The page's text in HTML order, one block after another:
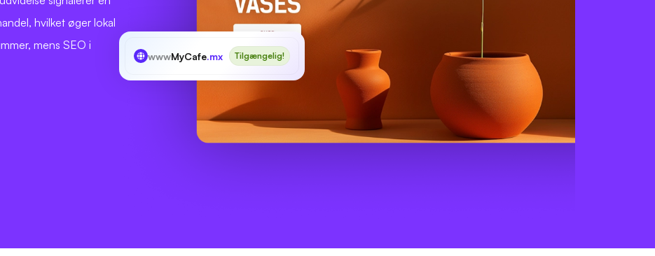
hvilket øger lokal
mens SEO i
wwwMyCafe.mx Tilgængelig!